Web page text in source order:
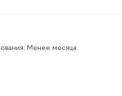
Менее месяца